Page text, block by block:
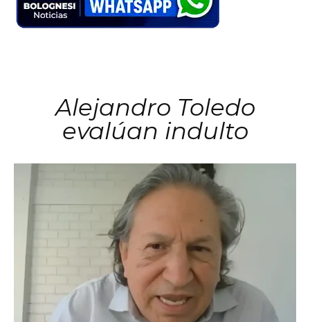
Alejandro Toledo
evalúan indulto